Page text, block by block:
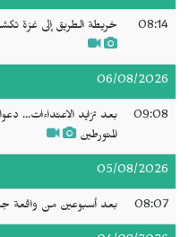
08:14 خريطة الطريق إلى غزة
06/08/2026
09:08
بعد تزايد الاعتداءات...
المتورطين
05/08/2026
08:07 بعد أسبوعين من واقعة